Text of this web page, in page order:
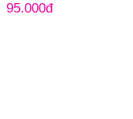
95.000đ